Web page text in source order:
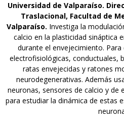
Universidad de Valparaíso.
Traslacional, Facultad de
Valparaíso. Investiga la
calcio en la plasticidad sináptica
durante el envejecimiento.
electrofisiológicas, conductuales,
ratas envejecidas y ratones
neurodegenerativas. Además
neuronas, sensores de calcio y de
para estudiar la dinámica de estas